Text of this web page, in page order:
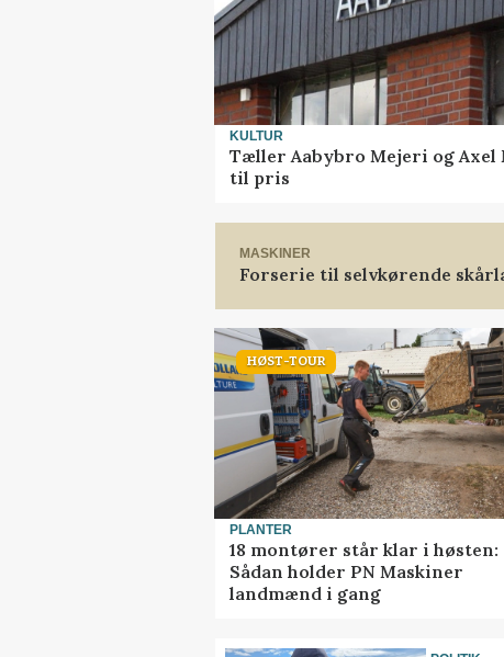
KULTUR
Tæller Aabybro Mejeri og
til pris
MASKINER
Forserie til selvkørende
HØST-TOUR
PLANTER
18 montører står klar i høsten:
Sådan holder PN Maskiner
landmænd i gang